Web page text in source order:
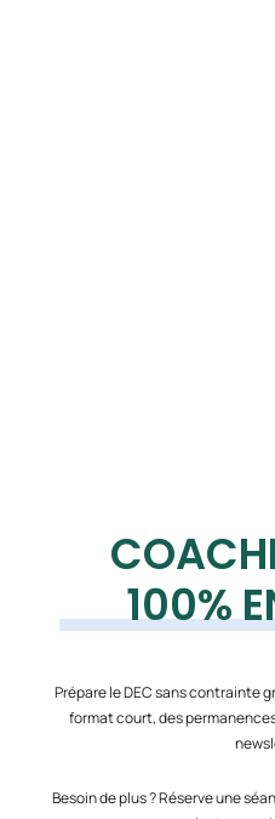
100%
Prépare le DEC sans contrainte
format court, des
Besoin de plus ? Réserve une